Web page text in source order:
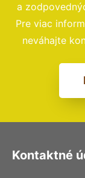
a
Pre viac
neváhajte
Kontaktné